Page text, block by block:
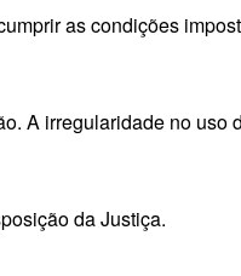
as condições
A irregularidade no uso
da Justiça.